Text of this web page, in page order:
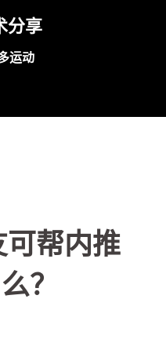
分享
运动
可帮内推
？